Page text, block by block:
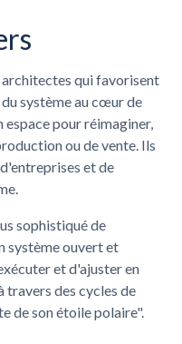
qui favorisent
système au cœur de
pour réimaginer,
ou de vente. Ils
et de
sophistiqué de
système ouvert et
et d'ajuster en
travers des cycles de
de son étoile polaire".